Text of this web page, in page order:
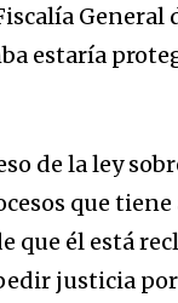
General
estaría
de la ley
que tiene
que él está
justicia